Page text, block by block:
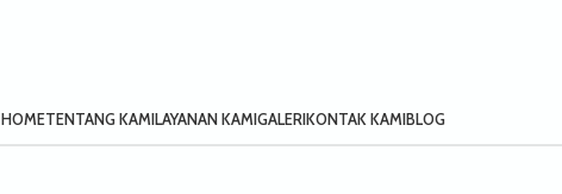
HOMETENTANG KAMILAYANAN KAMIGALERIKONTAK KAMIBLOG